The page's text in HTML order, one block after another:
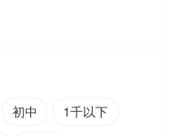
初中
1千以下